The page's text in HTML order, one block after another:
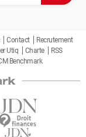
Contact
Recrutement
Utiq Charte
RSS
Benchmark